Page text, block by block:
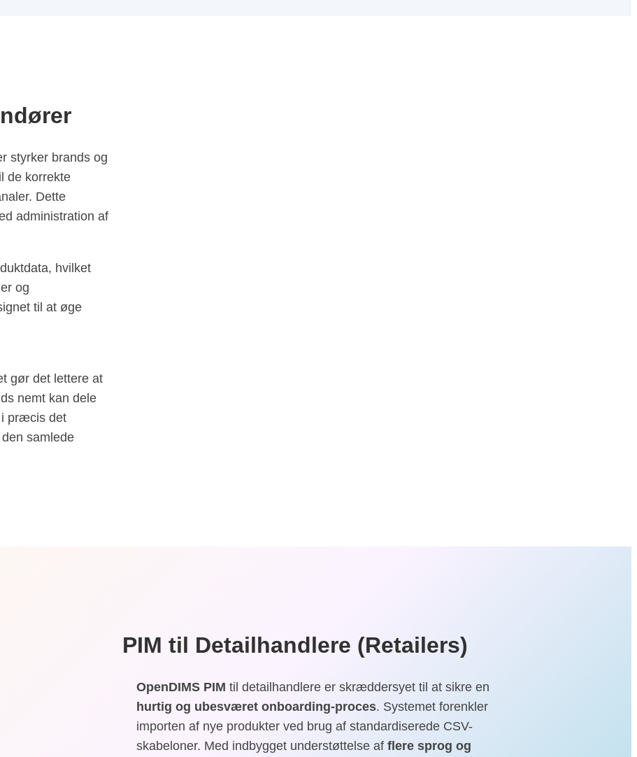
styrker brands og
de korrekte
Dette
administration af
hvilket
og
til at øge
gør det lettere at
nemt kan dele
i præcis det
samlede
PIM til Detailhandlere (Retailers)
OpenDIMS PIM til detailhandlere er skræddersyet til at sikre en
hurtig og ubesværet onboarding-proces. Systemet forenkler
importen af nye produkter ved brug af standardiserede CSV-
skabeloner. Med indbygget understøttelse af flere sprog og